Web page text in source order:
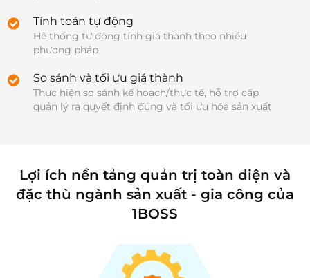
Tính toán tự động
Hệ thống tự động tính giá thành theo nhiều
phương pháp
So sánh và tối ưu giá thành
Thực hiện so sánh kế hoạch/thực tế, hỗ trợ cấp
quản lý ra quyết định đúng và tối ưu hóa sản xuất
Lợi ích nền tảng quản trị toàn diện và
đặc thù ngành sản xuất - gia công của
1BOSS